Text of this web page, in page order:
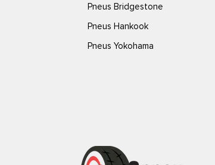
Pneus Bridgestone
Pneus Hankook
Pneus Yokohama